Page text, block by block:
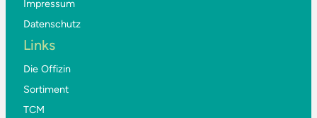
Impressum
Datenschutz
Links
Die Offizin
Sortiment
TCM